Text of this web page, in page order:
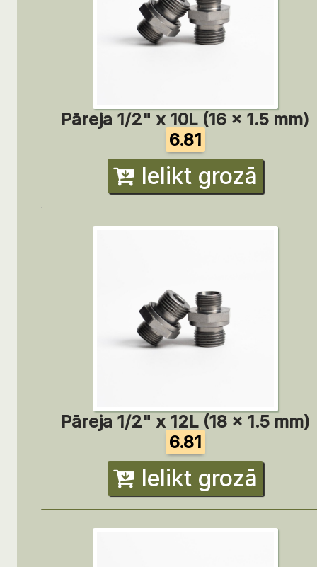
Pāreja 1/2" x 10L (16 x 1.5 mm)
6.81
Ielikt grozā
Pāreja 1/2" x 12L (18 x 1.5 mm)
6.81
Ielikt grozā